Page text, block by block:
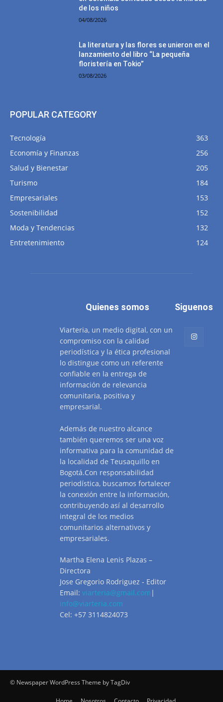
de los niños
04/08/2026
La literatura y las flores se unieron en el
lanzamiento del libro “La pequeña
floristería en Tokio”
03/08/2026
POPULAR CATEGORY
Tecnología
363
Economía y Finanzas
256
Salud y Bienestar
205
Turismo
184
Empresariales
153
Sostenibilidad
152
Moda y Tendencias
132
Entretenimiento
124
Quienes somos
Viarteria, un medio digital, con un
compromiso con la calidad
periodística y la ética profesional
lo distingue como un referente
confiable en la entrega de
información de relevancia
comunitaria, positiva y
empresarial.
Además de nuestro alcance
también queremos ser una voz
informativa para la comunidad de
la localidad de Teusaquillo en
Bogotá.Con responsabilidad
periodística, buscamos fortalecer
la conexión entre la información,
contribuyendo así al desarrollo
integral de los medios
comunitarios alternativos y
empresariales.
Martha Elena Lenis Plazas –
Directora
Jose Gregorio Rodriguez - Editor
Email: viarteria@gmail.com |
info@viarteria.com
Cel: +57 3114824073
Siguenos
© Newspaper WordPress Theme by TagDiv